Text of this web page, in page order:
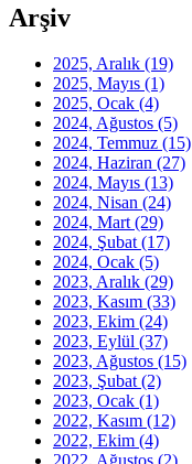
Arşiv
2025, Aralık (19)
2025, Mayıs (1)
2025, Ocak (4)
2024, Ağustos (5)
2024, Temmuz (15)
2024, Haziran (27)
2024, Mayıs (13)
2024, Nisan (24)
2024, Mart(29)
2024, Şubat(17)
2024, Ocak (5)
2023, Aralık (29)
2023, Kasım (33)
2023, Ekim (24)
2023, Eylül (37)
2023, Ağustos (15)
2023, Şubat(2)
2023, Ocak (1)
2022, Kasım (12)
2022, Ekim (4)